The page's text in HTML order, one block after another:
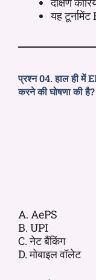
यह
प्रश्न 04. हाल ही में
करने की घोषणा की है?
A. AePS
B. UPI
C. नेट बैंकिंग
D. मोबाइल वॉलेट